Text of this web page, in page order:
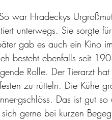
war Hradeckys
unterwegs. Sie sorgte
gab es auch ein Kino
besteht ebenfalls seit
Rolle. Der Tierarzt
zu rütteln. Die Kühe
gschlöss. Das ist gut so
gerne bei kurzen